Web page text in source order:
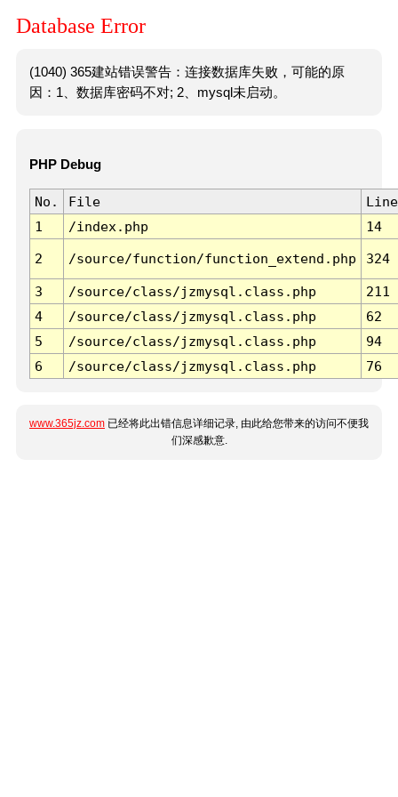
Database Error
(1040) 365建站错误警告：连接数据库失败，可能的原
因：1、数据库密码不对; 2、mysql未启动。
PHP Debug
No. File
Line
1
/index.php 14
2 /source/function/function_extend.php 324
3 /source/class/jzmysql.class.php
211
4
/source/class/jzmysql.class.php
62
5
/source/class/jzmysql.class.php
94
6
/source/class/jzmysql.class.php 76
www.365jz.com 已经将此出错信息详细记录, 由此给您带来的访问不便我
们深感歉意.